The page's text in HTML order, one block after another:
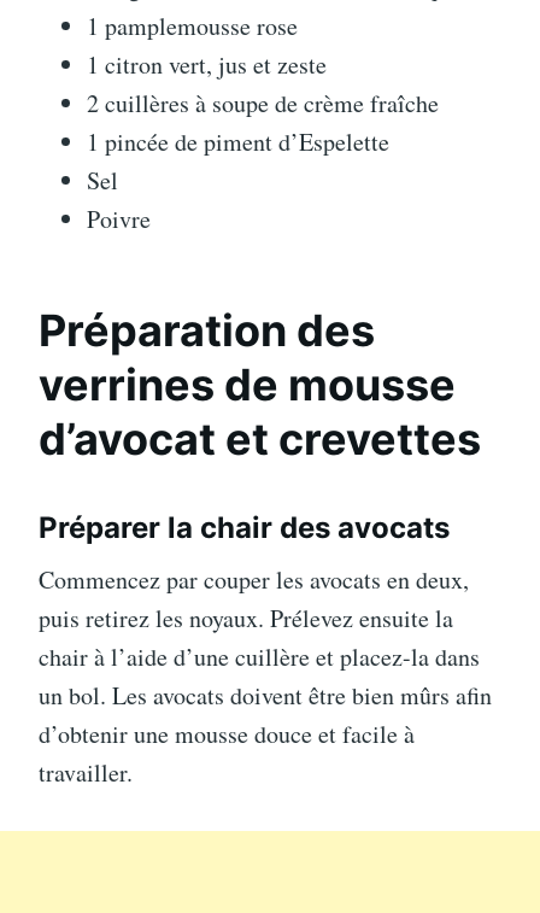
1 pamplemousse rose
1 citron vert, jus et zeste
2 cuillères à soupe de crème fraîche
1 pincée de piment d’Espelette
Sel
Poivre
Préparation des
verrines de mousse
d’avocat et crevettes
Préparer la chair des avocats
Commencez par couper les avocats en deux,
puis retirez les noyaux. Prélevez ensuite la
chair à l’aide d’une cuillère et placez-la dans
un bol. Les avocats doivent être bien mûrs afin
d’obtenir une mousse douce et facile à
travailler.